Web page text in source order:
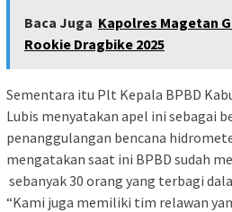
Baca Juga Kapolres Magetan
Rookie Dragbike 2025
Sementara itu Plt Kepala BPBD
Lubis menyatakan apel ini sebagai
penanggulangan bencana
mengatakan saat ini BPBD sudah
sebanyak 30 orang yang terbagi
“Kami juga memiliki tim relawan